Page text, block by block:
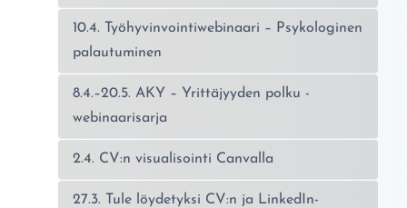
10.4. Työhyvinvointiwebinaari – Psykologinen
palautuminen
8.4.–20.5. AKY – Yrittäjyyden polku -
webinaarisarja
2.4. CV:n visualisointi Canvalla
27.3. Tule löydetyksi CV:n ja LinkedIn-